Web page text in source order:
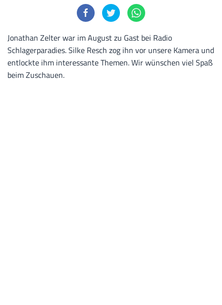
Jonathan Zelter war im August zu Gast bei Radio
Schlagerparadies. Silke Resch zog ihn vor unsere Kamera und
entlockte ihm interessante Themen. Wir wünschen viel Spaß
beim Zuschauen.